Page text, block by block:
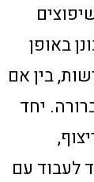
באופן
בין אם
יחד
לעבוד עם